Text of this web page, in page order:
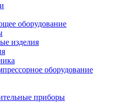
оборудование
изделия
оборудование
приборы